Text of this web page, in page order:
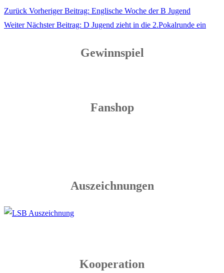
Zurück Vorheriger Beitrag: Englische Woche der B Jugend
Weiter Nächster Beitrag: D Jugend zieht in die 2.Pokalrunde ein
Gewinnspiel
Fanshop
Auszeichnungen
Kooperation